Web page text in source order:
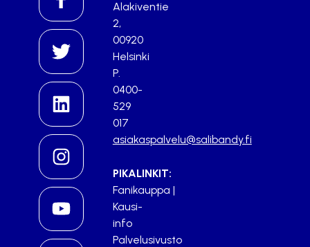
Alakiventie
2,
00920
Helsinki
P.
0400-
529
017
asiakaspalvelu@salibandy.fi
PIKALINKIT:
Fanikauppa |
Kausi-
info
Palvelusivusto